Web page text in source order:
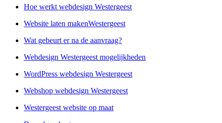
Hoe werkt webdesign Westergeest
Website laten makenWestergeest
Wat gebeurt er na de aanvraag?
Webdesign Westergeest mogelijkheden
WordPress webdesign Westergeest
Webshop webdesign Westergeest
Westergeest website op maat